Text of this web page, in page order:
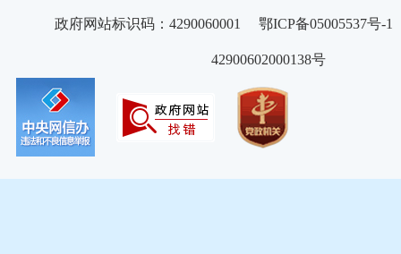
政府网站标识码：4290060001 鄂ICP备05005537号
42900602000138号